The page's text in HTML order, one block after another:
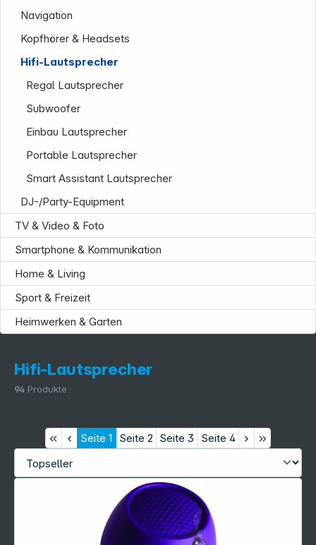
Navigation
Kopfhörer & Headsets
Hifi-Lautsprecher
Regal Lautsprecher
Subwoofer
Einbau Lautsprecher
Portable Lautsprecher
Smart Assistant Lautsprecher
DJ-/Party-Equipment
TV & Video & Foto
Smartphone & Kommunikation
Home & Living
Sport & Freizeit
Heimwerken & Garten
Hifi-Lautsprecher
94 Produkte
Seite 1 Seite 2 Seite 3 Seite 4
Service